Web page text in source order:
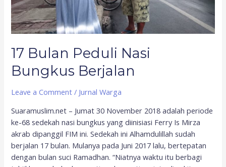
17 Bulan Peduli Nasi
Bungkus Berjalan
Leave a Comment / Jurnal Warga
Suaramuslim.net – Jumat 30 November 2018 adalah periode
ke-68 sedekah nasi bungkus yang diinisiasi Ferry Is Mirza
akrab dipanggil FIM ini. Sedekah ini Alhamdulillah sudah
berjalan 17 bulan. Mulanya pada Juni 2017 lalu, bertepatan
dengan bulan suci Ramadhan. “Niatnya waktu itu berbagi